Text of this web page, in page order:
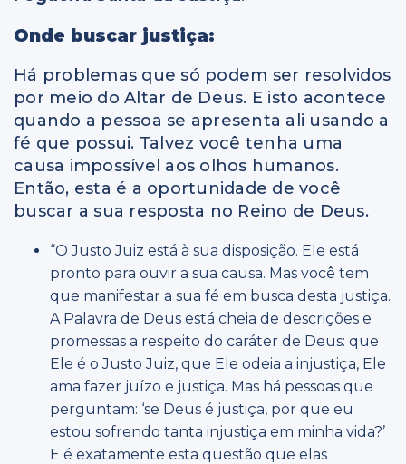
Onde buscar justiça:
Há problemas que só podem ser resolvidos
por meio do Altar de Deus. E isto acontece
quando a pessoa se apresenta ali usando a
fé que possui. Talvez você tenha uma
causa impossível aos olhos humanos.
Então, esta é a oportunidade de você
buscar a sua resposta no Reino de Deus.
“O Justo Juiz está à sua disposição. Ele está
pronto para ouvir a sua causa. Mas você tem
que manifestar a sua fé em busca desta justiça.
A Palavra de Deus está cheia de descrições e
promessas a respeito do caráter de Deus: que
Ele é o Justo Juiz, que Ele odeia a injustiça, Ele
ama fazer juízo e justiça. Mas há pessoas que
perguntam: ‘se Deus é justiça, por que eu
estou sofrendo tanta injustiça em minha vida?’
E é exatamente esta questão que elas